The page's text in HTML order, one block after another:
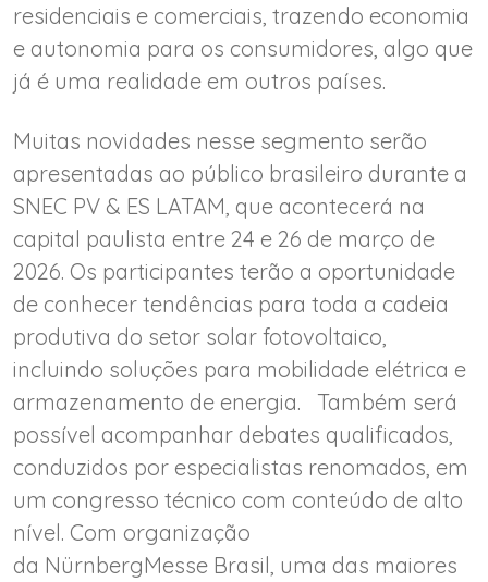
residenciais e comerciais, trazendo economia
e autonomia para os consumidores, algo que
já é uma realidade em outros países.
Muitas novidades nesse segmento serão
apresentadas ao público brasileiro durante a
SNEC PV & ES LATAM, que acontecerá na
capital paulista entre 24 e 26 de março de
2026. Os participantes terão a oportunidade
de conhecer tendências para toda a cadeia
produtiva do setor solar fotovoltaico,
incluindo soluções para mobilidade elétrica e
armazenamento de energia. Também será
possível acompanhar debates qualificados,
conduzidos por especialistas renomados, em
um congresso técnico com conteúdo de alto
nível. Com organização
da NürnbergMesse Brasil, uma das maiores